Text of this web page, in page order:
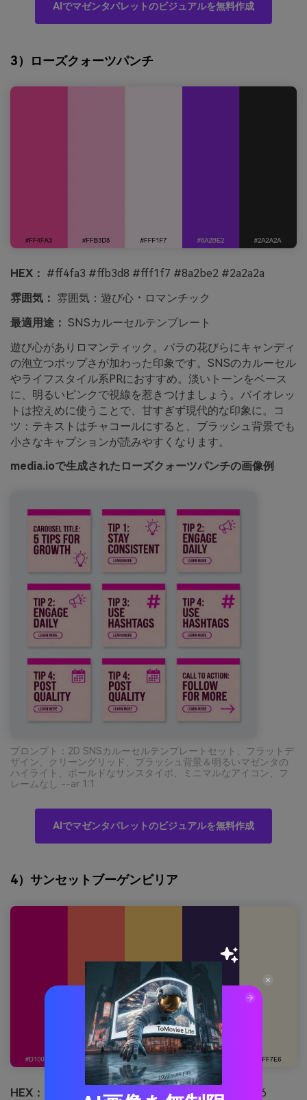
AIでマゼンタパレットのビジュアルを無料作成
3）ローズクォーツパンチ
HEX： #ff4fa3 #ffb3d8 #fff1f7 #8a2be2 #2a2a2a
雰囲気： 雰囲気：遊び心・ロマンチック
最適用途： SNSカルーセルテンプレート
遊び心がありロマンティック。バラの花びらにキャンディ
の泡立つポップさが加わった印象です。SNSのカルーセル
やライフスタイル系PRにおすすめ。淡いトーンをベース
に、明るいピンクで視線を惹きつけましょう。バイオレッ
トは控えめに使うことで、甘すぎず現代的な印象に。コ
ツ：テキストはチャコールにすると、ブラッシュ背景でも
小さなキャプションが読みやすくなります。
media.ioで生成されたローズクォーツパンチの画像例
プロンプト：2D SNSカルーセルテンプレートセット、フラットデ
ザイン、クリーングリッド、ブラッシュ背景＆明るいマゼンタの
ハイライト、ボールドなサンスタイポ、ミニマルなアイコン、フ
レームなし --ar 1:1
AIでマゼンタパレットのビジュアルを無料作成
4）サンセットブーゲンビリア
HEX： #d1007a #ff6f61 #ffcc70 #3b2a60 #fff7e6